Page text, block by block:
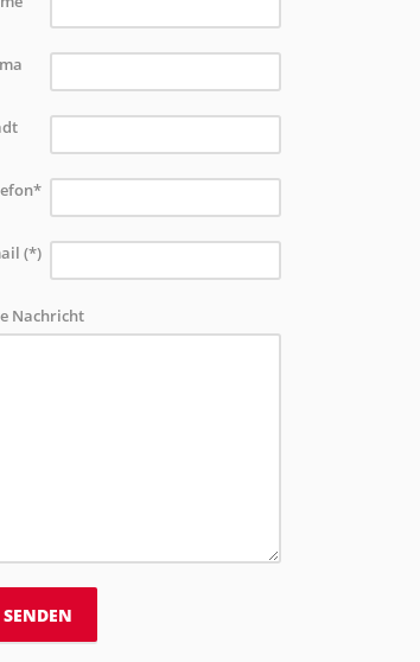
(*)
Nachricht